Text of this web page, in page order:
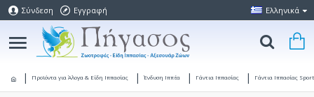
Σύνδεση Εγγραφή Ελληνικά
Προϊόντα για Άλογα & Είδη Ιππασίας Ένδυση Ιππέα Γάντια Ιππασίας Γάντια Ιππασίας Sport